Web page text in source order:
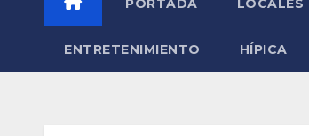
PORTADA LOCALES
ENTRETENIMIENTO HÍPICA